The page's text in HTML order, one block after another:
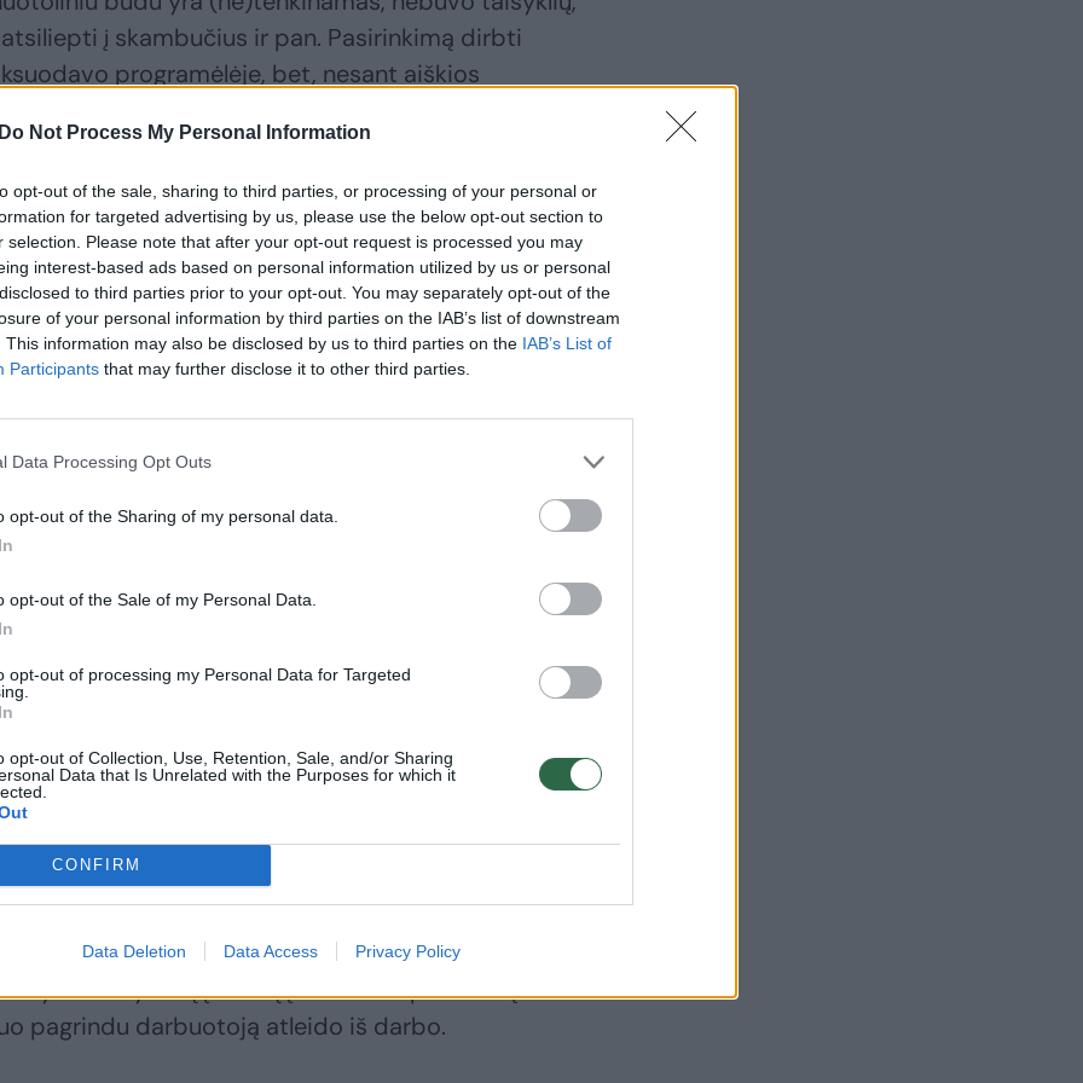
Do Not Process My Personal Information
opt-out of the sale, sharing to third parties, or processing of your personal or
for targeted advertising by us, please use the below opt-out section to
selection. Please note that after your opt-out request is processed you may
interest-based ads based on personal information utilized by us or personal
to third parties prior to your opt-out. You may separately opt-out of the
of your personal information by third parties on the IAB’s list of downstream
This information may also be disclosed by us to third parties on the IAB’s List of
Participants that may further disclose it to other third parties.
Data Processing Opt Outs
opt-out of the Sharing of my personal data.
opt-out of the Sale of my Personal Data.
opt-out of processing my Personal Data for Targeted
opt-out of Collection, Use, Retention, Sale, and/or Sharing
Data that Is Unrelated with the Purposes for which it
CONFIRM
Data Deletion Data Access Privacy Policy
į skambučius ir pan. Pasirinkimą dirbti
programėlėje, bet, nesant aiškios
darbo dienai jau prasidėjus, kartais išvakarėse.
Nesutarimams darbe
specialistės
būtina įsiminti
keleri metai
nuotoliniu būdu darbuotoja nesijungė į privalomus
blogai atliko jai pavestus darbus.
darbui nuotoliniu būdu, darbdavys jų
darbuotoją atvykti į fizinę darbo vietą ir
situaciją. Tačiau darbuotoja neatvyko. Jai ir toliau
neatvykimą į darbą įvertino kaip šiurkštų
pagrindu darbuotoją atleido iš darbo.